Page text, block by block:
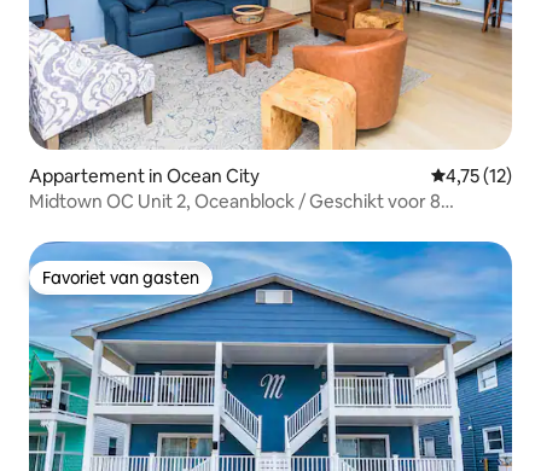
Appartement in Ocean City Gemiddelde
4,75 (12)
Midtown OC Unit 2, Oceanblock / Geschikt voor 8
Favoriet van gasten
Favoriet van gasten